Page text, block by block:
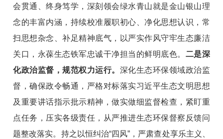
会贯通、终身笃学，深刻领会绿水青山就是金山银山理
念的丰富内涵，持续校准履职初心、净化思想认识，常
扫思想杂念、补足精神底气，以严实作风守牢生态廉洁
关口，永葆生态铁军忠诚干净担当的鲜明底色。 二是深
化政治监督，规范权力运行。 深化生态环保领域政治监
督，确保政令畅通，严格对标落实习近平生态文明思想
及重要讲话指示批示精神，做实做细监督检查，紧盯重
点任务，压实各级责任，从严推进生态环保督察反馈问
题整改落实。持之以恒纠治“四风”，严肃查处享乐主义、